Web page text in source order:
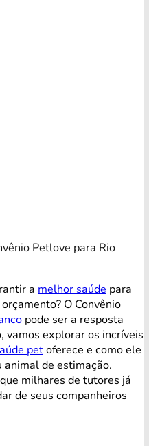
Petlove para Rio
a melhor saúde para
O Convênio
pode ser a resposta
vamos explorar os incríveis
petoferece e como ele
animal de estimação.
milhares de tutores já
de seus companheiros